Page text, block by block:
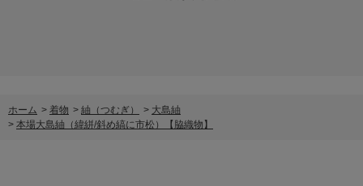
ホーム > 着物 > 紬（つむぎ） > 大島紬
> 本場大島紬（緯絣/斜め縞に市松）【脇織物】